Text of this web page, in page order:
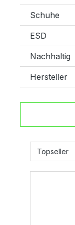
Schuhe
ESD
Nachhaltig
Hersteller